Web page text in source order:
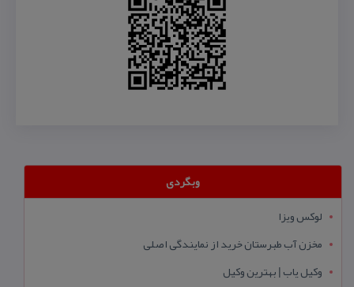
وبگردی
لوکس ویزا
مخزن آب طبرستان خرید از نمایندگی اصلی
وکیل یاب | بهترین وکیل